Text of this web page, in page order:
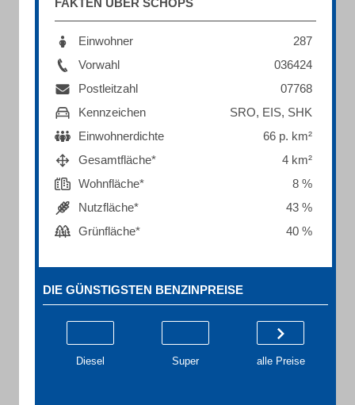
FAKTEN ÜBER SCHÖPS
Einwohner
287
Vorwahl
036424
Postleitzahl
07768
Kennzeichen
SRO, EIS, SHK
Einwohnerdichte
66 p. km²
Gesamtfläche*
4 km²
Wohnfläche*
8 %
Nutzfläche*
43 %
Grünfläche*
40 %
DIE GÜNSTIGSTEN BENZINPREISE
Diesel Super alle Preise